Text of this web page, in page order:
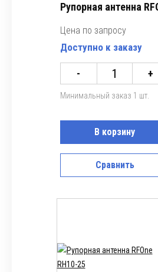
Рупорная антенна
Цена по запросу
Доступно к заказу
- +
Минимальный заказ 1 шт.
В корзину
Сравнить